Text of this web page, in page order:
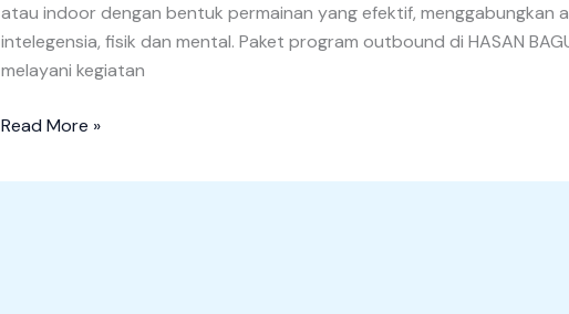
atau indoor dengan bentuk permainan yang efektif, menggabungkan
intelegensia, fisik dan mental. Paket program outbound di HASAN
melayani kegiatan
Read More »